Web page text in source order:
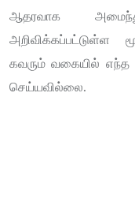
ஆதரவாக
அறிவிக்கப்பட்டுள்ள
கவரும் வகையில் எந்த
செய்யவில்லை.